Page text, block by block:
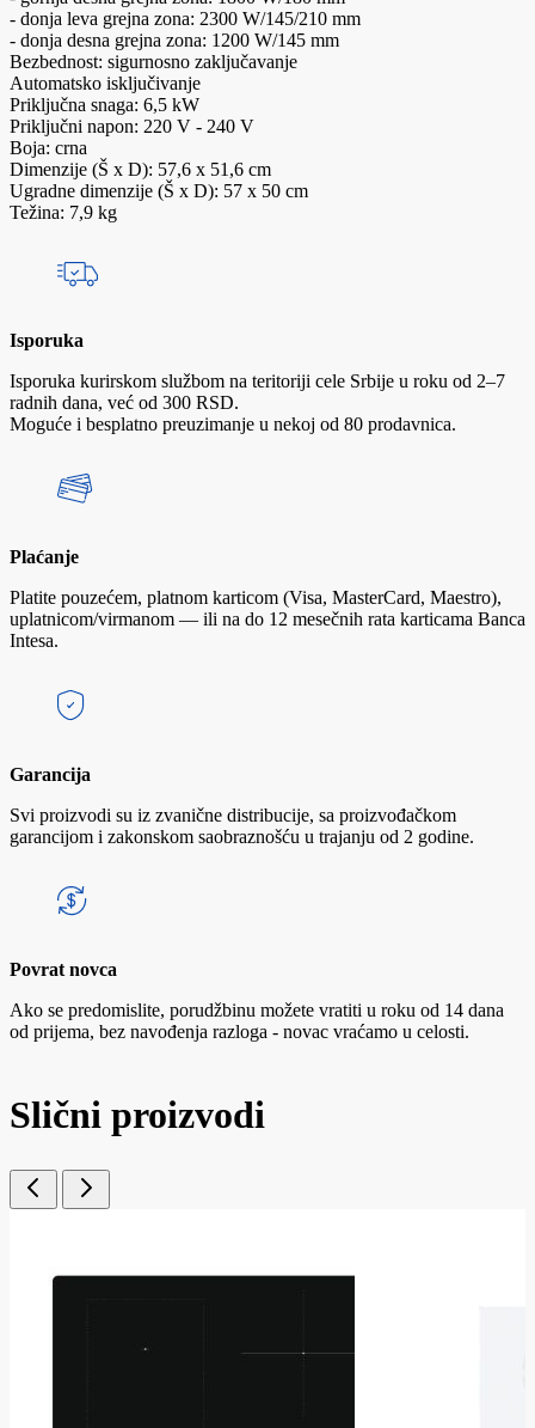
- donja leva grejna zona: 2300 W/145/210 mm
- donja desna grejna zona: 1200 W/145 mm
Bezbednost: sigurnosno zaključavanje
Automatsko isključivanje
Priključna snaga: 6,5 kW
Priključni napon: 220 V - 240 V
Boja: crna
Dimenzije (Š x D): 57,6 x 51,6 cm
Ugradne dimenzije (Š x D): 57 x 50 cm
Težina: 7,9 kg
Isporuka
Isporuka kurirskom službom na teritoriji cele Srbije u roku od 2–7
radnih dana, već od 300 RSD.
Moguće i besplatno preuzimanje u nekoj od 80 prodavnica.
Plaćanje
Platite pouzećem, platnom karticom (Visa, MasterCard, Maestro),
uplatnicom/virmanom — ili na do 12 mesečnih rata karticama Banca
Intesa.
Garancija
Svi proizvodi su iz zvanične distribucije, sa proizvođačkom
garancijom i zakonskom saobraznošću u trajanju od 2 godine.
Povrat novca
Ako se predomislite, porudžbinu možete vratiti u roku od 14 dana
od prijema, bez navođenja razloga - novac vraćamo u celosti.
Slični proizvodi